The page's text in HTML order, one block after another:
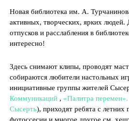
Новая библиотека им. А.
активных, творческих, ярких людей.
отпусков и расслабления в
интересно!
Здесь снимают клипы, проводят
собираются любители настольных
инициативные группы жителей
Коммуникаций , «Палитра
Сысерть), приходят ребята с летних